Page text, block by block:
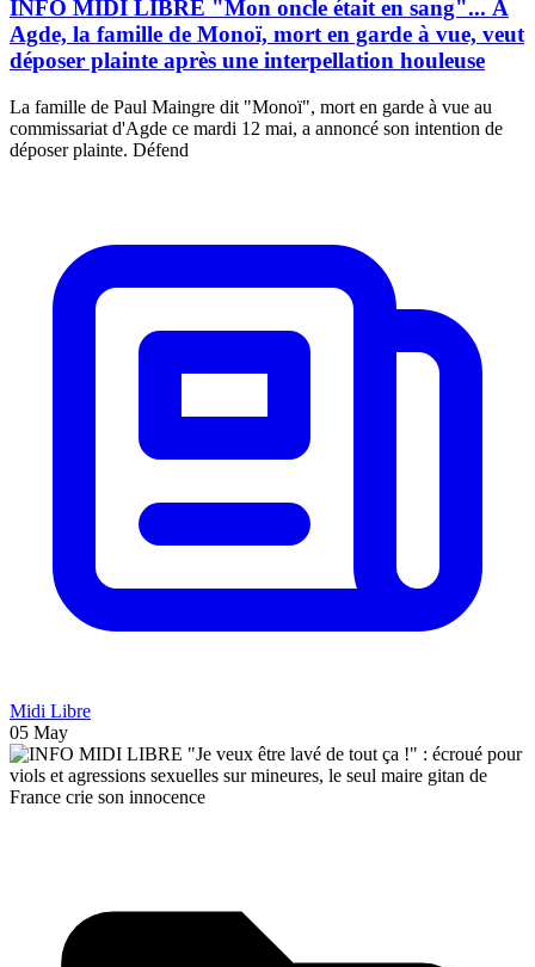
INFO MIDI LIBRE "Mon oncle était en sang"... À
Agde, la famille de Monoï, mort en garde à vue, veut
déposer plainte après une interpellation houleuse
La famille de Paul Maingre dit "Monoï", mort en garde à vue au
commissariat d'Agde ce mardi 12 mai, a annoncé son intention de
déposer plainte. Défend
Midi Libre
05 May